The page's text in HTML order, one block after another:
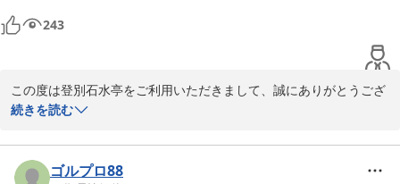
243
この度は登別石水亭をご利用いただきまして、誠にありがとうござ
います。当館の名物、ファイヤーグルメにご満足いただけたこと大
ッフ一同精進して参ります。またのお越しをお待ちしております。
登別 石水亭
続きを読む
ゴルプロ88